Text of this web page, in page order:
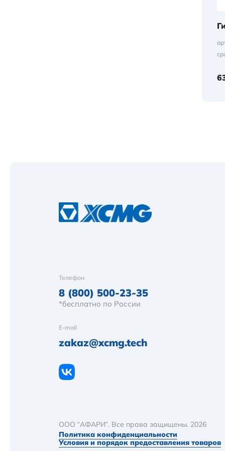
Телефон
8 (800) 500-23-35
*бесплатно по России
E-mail
zakaz@xcmg.tech
ООО “АФАРИ”. Все права защищены. 2026
Политика конфиденциальности
Условия и порядок предоставления товаров